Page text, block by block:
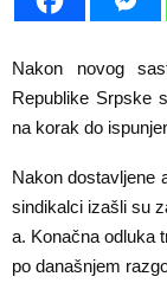
Y
M
E
N
Nakon novog
Republike Srpske
na korak do
Nakon dostavljene
sindikalci izašli su
a. Konačna odluka
po današnjem